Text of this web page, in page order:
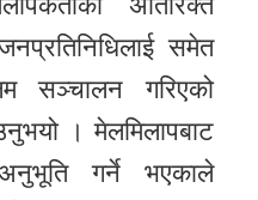
समेत
सञ्चालन गरिएको
। मेलमिलापबाट
गर्ने भएकाले